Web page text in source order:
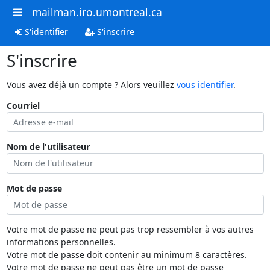
mailman.iro.umontreal.ca
S'identifier S'inscrire
S'inscrire
Vous avez déjà un compte ? Alors veuillez vous identifier.
Courriel
Nom de l'utilisateur
Mot de passe
Votre mot de passe ne peut pas trop ressembler à vos autres
informations personnelles.
Votre mot de passe doit contenir au minimum 8 caractères.
Votre mot de passe ne peut pas être un mot de passe